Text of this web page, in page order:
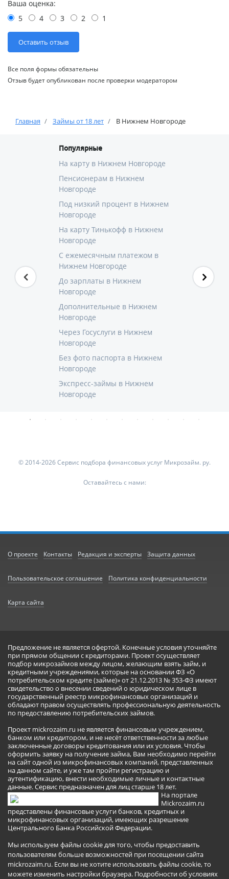
Ваша оценка:
5
4 3 2 1
Все поля формы обязательны
Отзыв будет опубликован после проверки модератором
Главная Займы от 18 лет В Нижнем Новгороде
Популярные
На карту в Нижнем Новгороде
Пенсионерам в Нижнем
Новгороде
Под низкий процент в Нижнем
Новгороде
На карту Тинькофф в Нижнем
Новгороде
С ежемесячным платежом в
Нижнем Новгороде
До зарплаты в Нижнем
Новгороде
Дополнительные в Нижнем
Новгороде
Через Госуслуги в Нижнем
Новгороде
Без фото паспорта в Нижнем
Новгороде
Экспресс-займы в Нижнем
Новгороде
© 2014-2026 Сервис подбора финансовых услуг Микрозайм. ру.
Оставайтесь с нами:
О проекте Контакты Редакция и эксперты Защита данных
Пользовательское соглашение Политика конфиденциальности
Карта сайта
Предложение не является офертой. Конечные условия уточняйте
при прямом общении с кредиторами. Проект осуществляет
подбор микрозаймов между лицом, желающим взять займ, и
кредитными учреждениями, которые на основании ФЗ «О
потребительском кредите (займе)» от 21.12.2013 № 353-ФЗ имеют
свидетельство о внесении сведений о юридическом лице в
государственный реестр микрофинансовых организаций и
обладают правом осуществлять профессиональную деятельность
по предоставлению потребительских займов.
Проект mickrozaim.ru не является финансовым учреждением,
банком или кредитором, и не несёт ответственности за любые
заключенные договоры кредитования или их условия. Чтобы
оформить заявку на получение займа, Вам необходимо перейти
на сайт одной из микрофинансовых компаний, представленных
на данном сайте, и уже там пройти регистрацию и
аутентификацию, внести необходимые личные и контактные
данные. Сервис предназначен для лиц старше 18 лет.
На портале
Mickrozaim.ru
представлены финансовые услуги банков, кредитных и
микрофинансовых организаций, имеющих разрешение
Центрального Банка Российской Федерации.
Мы используем файлы cookie для того, чтобы предоставить
пользователям больше возможностей при посещении сайта
mickrozaim.ru. Если вы не хотите использовать файлы cookie, то
можете изменить настройки браузера. Подробности об условиях